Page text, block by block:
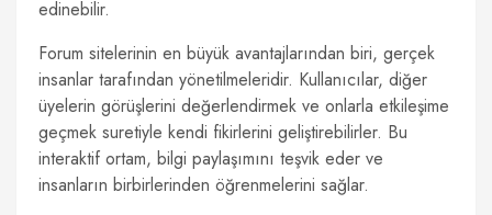
edinebilir.
Forum sitelerinin en büyük avantajlarından biri, gerçek
insanlar tarafından yönetilmeleridir. Kullanıcılar, diğer
üyelerin görüşlerini değerlendirmek ve onlarla etkileşime
geçmek suretiyle kendi fikirlerini geliştirebilirler. Bu
interaktif ortam, bilgi paylaşımını teşvik eder ve
insanların birbirlerinden öğrenmelerini sağlar.